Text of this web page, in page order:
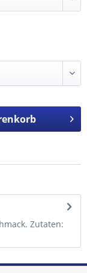
Zutaten: